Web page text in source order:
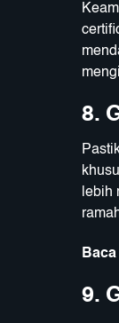
8.
lebih
9.